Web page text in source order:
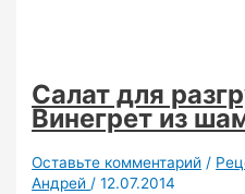
рис
Салат для
Винегрет из
Оставьте комментарий /
Андрей /12.07.2014